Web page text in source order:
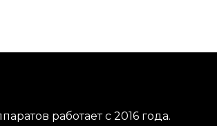
работает с 2016 года.